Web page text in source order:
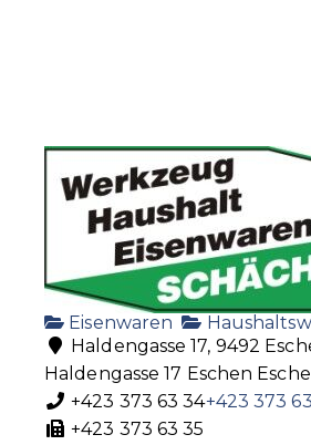
Eisenwaren
Haldengasse 17, 9492
Haldengasse 17 Eschen
+423 373 63 34+423 373
+423 373 63 35